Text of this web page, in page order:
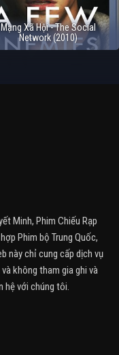
Mạng Xã Hội - The Social
Network (2010)
Minh, Phim Chiếu Rạp
Phim bộ Trung Quốc,
này chỉ cung cấp dịch vụ
không tham gia ghi và
hệ với chúng tôi.